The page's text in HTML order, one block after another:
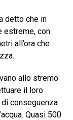
detto che in
estreme, con
all’ora che
allo stremo
il loro
conseguenza
Quasi 500